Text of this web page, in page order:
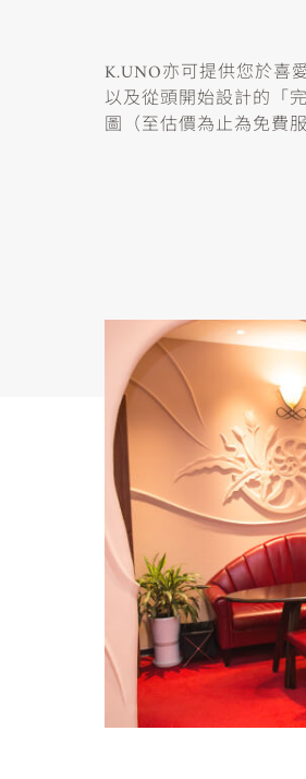
K.UNO亦可提供您於喜
以及從頭開始設計的「
圖（至估價為止為免費